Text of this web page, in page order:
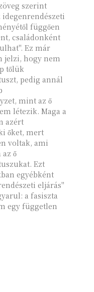
szerint
idegenrendészeti
függően
családonként
Ez már
jelzi, hogy nem
tőlük
pedig annál
mint az ő
létezik. Maga a
azért
őket, mert
voltak, ami
ő
Ezt
egyébként
eljárás"
a fasiszta
egy független